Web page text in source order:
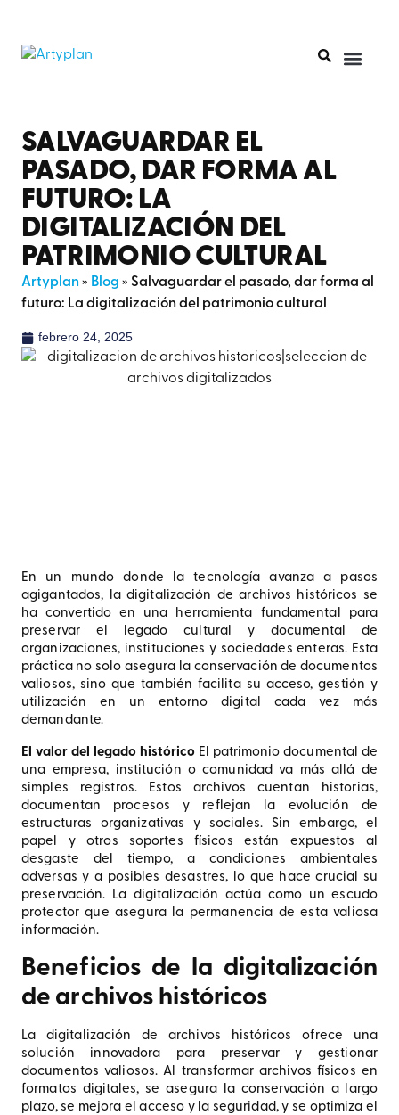
SALVAGUARDAR EL
PASADO, DAR FORMA AL
FUTURO: LA
DIGITALIZACIÓN DEL
PATRIMONIO CULTURAL
Artyplan» Blog » Salvaguardar el pasado, dar forma al
futuro: La digitalización del patrimonio cultural
febrero 24, 2025
En un mundo donde la tecnología avanza a pasos
agigantados, la digitalización de archivos históricos se
ha convertido en una herramienta fundamental para
preservar el legado cultural y documental de
organizaciones, instituciones y sociedades enteras. Esta
práctica no solo asegura la conservación de documentos
valiosos, sino que también facilita su acceso, gestión y
utilización en un entorno digital cada vez más
demandante.
El valor del legado histórico El patrimonio documental de
una empresa, institución o comunidad va más allá de
simples registros. Estos archivos cuentan historias,
documentan procesos y reflejan la evolución de
estructuras organizativas y sociales. Sin embargo, el
papel y otros soportes físicos están expuestos al
desgaste del tiempo, a condiciones ambientales
adversas y a posibles desastres, lo que hace crucial su
preservación. La digitalización actúa como un escudo
protector que asegura la permanencia de esta valiosa
información.
Beneficios de la digitalización
de archivos históricos
La digitalización de archivos históricos ofrece una
solución innovadora para preservar y gestionar
documentos valiosos. Al transformar archivos físicos en
formatos digitales, se asegura la conservación a largo
plazo, se mejora el acceso y la seguridad, y se optimiza el